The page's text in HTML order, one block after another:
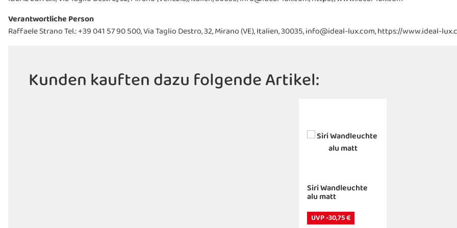
Verantwortliche Person
Raffaele Strano Tel.: +39 041 57 90 500, Via Taglio Destro, 32, Mirano (VE), Italien, 30035, info@ideal-lux.com, https://www.ideal-
Kunden kauften dazu folgende Artikel:
Siri Wandleuchte
alu matt
UVP -30,75 €